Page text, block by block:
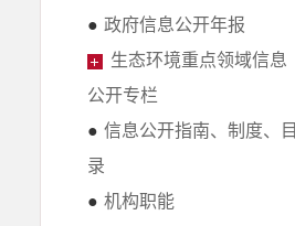
● 政府信息公开年报
生态环境重点领域信息
公开专栏
● 信息公开指南、制度、目
录
● 机构职能